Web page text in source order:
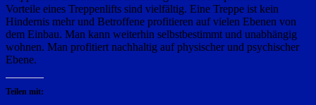
Vorteile eines Treppenlifts sind vielfältig. Eine Treppe ist kein
Hindernis mehr und Betroffene profitieren auf vielen Ebenen von
dem Einbau. Man kann weiterhin selbstbestimmt und unabhängig
wohnen. Man profitiert nachhaltig auf physischer und psychischer
Ebene.
Teilen mit: